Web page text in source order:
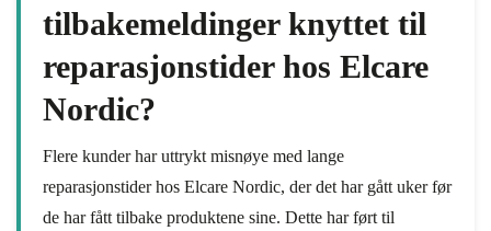
tilbakemeldinger knyttet til
reparasjonstider hos Elcare
Nordic?
Flere kunder har uttrykt misnøye med lange
reparasjonstider hos Elcare Nordic, der det har gått uker før
de har fått tilbake produktene sine. Dette har ført til